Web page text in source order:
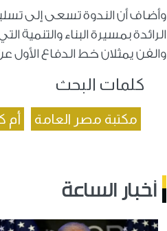
وأضاف أن الندوة تسعى إلى
الرائدة بمسيرة البناء
والفن يمثلان خط الدفاع الأول
كلمات البحث
مكتبة مصر العامة أم
أخبار الساعة